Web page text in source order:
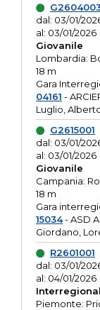
dal: 03/01/
al: 03/01/2026
Giovanile
Lombardia:
18 m
Gara
04161 -
Luglio,
G2615001
dal: 03/01/
al: 03/01/2026
Giovanile
Campania:
18 m
Gara
15034- ASD
Giordano,
R2601001
dal: 03/01/
al: 04/01/2026
Piemonte: